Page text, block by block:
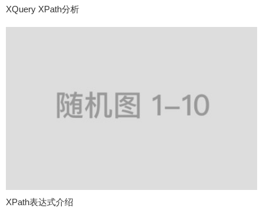
XQuery XPath分析
XPath表达式介绍